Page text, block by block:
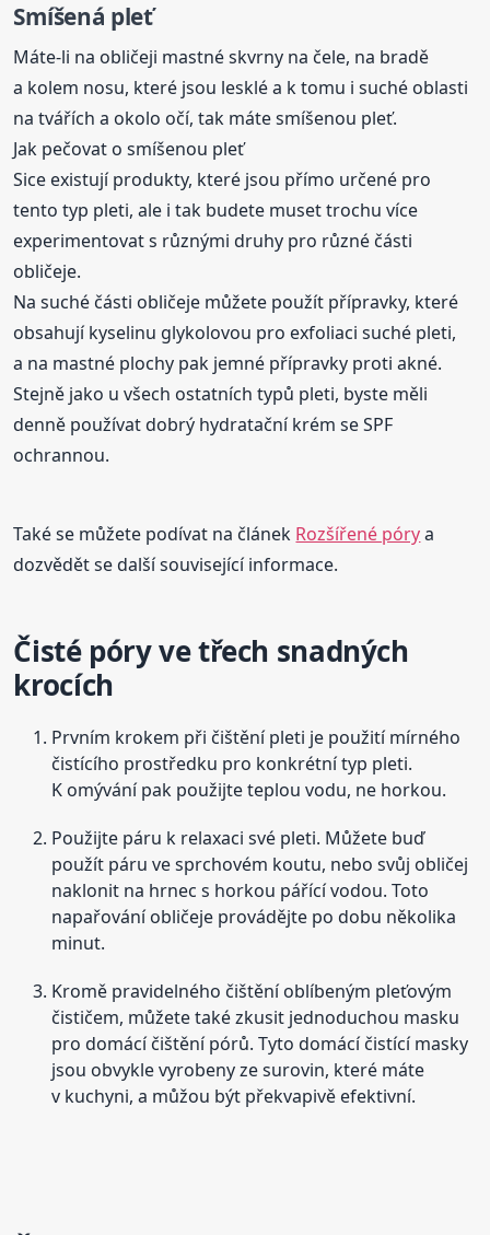
Smíšená pleť
Máte-li na obličeji mastné skvrny na čele, na bradě
a kolem nosu, které jsou lesklé a k tomu i suché oblasti
na tvářích a okolo očí, tak máte smíšenou pleť.
Jak pečovat o smíšenou pleť
Sice existují produkty, které jsou přímo určené pro
tento typ pleti, ale i tak budete muset trochu více
experimentovat s různými druhy pro různé části
obličeje.
Na suché části obličeje můžete použít přípravky, které
obsahují kyselinu glykolovou pro exfoliaci suché pleti,
a na mastné plochy pak jemné přípravky proti akné.
Stejně jako u všech ostatních typů pleti, byste měli
denně používat dobrý hydratační krém se SPF
ochrannou.
Také se můžete podívat na článek Rozšířené pórya
dozvědět se další související informace.
Čisté póry ve třech snadných
krocích
Prvním krokem při čištění pleti je použití mírného
čistícího prostředku pro konkrétní typ pleti.
K omývání pak použijte teplou vodu, ne horkou.
Použijte páru k relaxaci své pleti. Můžete buď
použít páru ve sprchovém koutu, nebo svůj obličej
naklonit na hrnec s horkou pářící vodou. Toto
napařování obličeje provádějte po dobu několika
minut.
Kromě pravidelného čištění oblíbeným pleťovým
čističem, můžete také zkusit jednoduchou masku
pro domácí čištění pórů. Tyto domácí čistící masky
jsou obvykle vyrobeny ze surovin, které máte
v kuchyni, a můžou být překvapivě efektivní.